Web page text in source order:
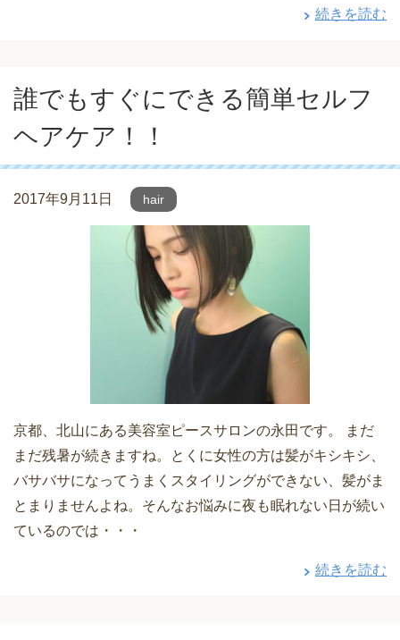
続きを読む
誰でもすぐにできる簡単セルフ
ヘアケア！！
2017年9月11日 hair
京都、北山にある美容室ピースサロンの永田です。 まだ
まだ残暑が続きますね。とくに女性の方は髪がキシキシ、
バサバサになってうまくスタイリングができない、髪がま
とまりませんよね。そんなお悩みに夜も眠れない日が続い
ているのでは・・・
続きを読む